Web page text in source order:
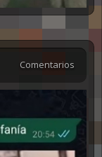
Comentarios